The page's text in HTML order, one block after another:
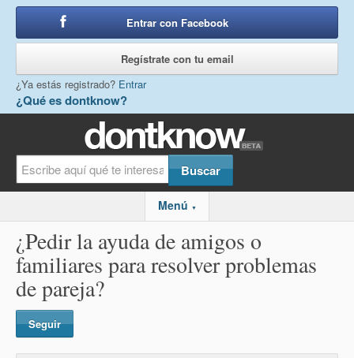
¿Qué es dontknow?
Entrar con Facebook
Regístrate con tu email
¿Ya estás registrado? Entrar
Menú ▼
¿Pedir la ayuda de amigos o
familiares para resolver problemas
de pareja?
Seguir